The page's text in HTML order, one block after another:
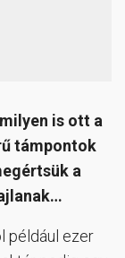
is ott a
támpontok
a
például ezer